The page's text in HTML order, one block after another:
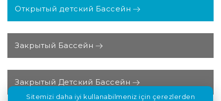
Открытый детский Бассейн
Закрытый Бассейн
Закрытый Детский Бассейн
Sitemizi daha iyi kullanabilmeniz için çerezlerden